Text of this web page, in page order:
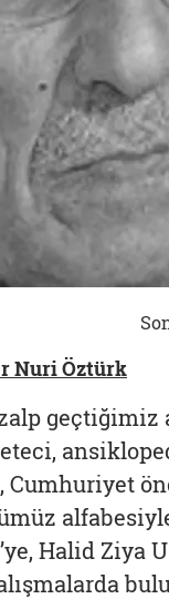
Nuri Öztürk
geçtiğimiz
Halid Ziya